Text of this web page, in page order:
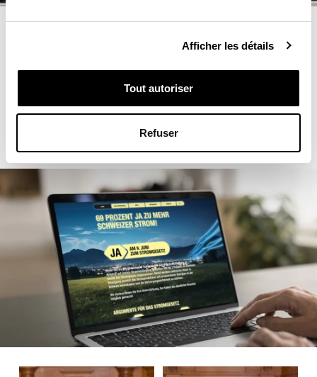
Afficher les détails
Tout autoriser
Refuser